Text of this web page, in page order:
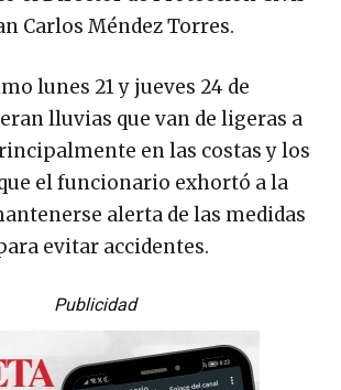
Carlos Méndez Torres.
lunes 21 y jueves 24 de
lluvias que van de ligeras a
en las costas y los
el funcionario exhortó a la
alerta de las medidas
evitar accidentes.
Publicidad